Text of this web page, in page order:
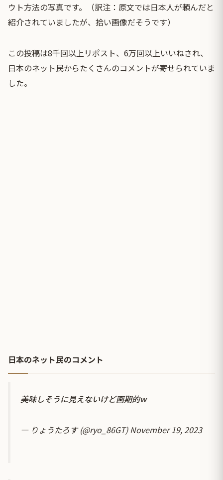
ウト方法の写真です。（訳注：原文では日本人が頼んだと
紹介されていましたが、拾い画像だそうです）
この投稿は8千回以上リポスト、6万回以上いいねされ、
日本のネット民からたくさんのコメントが寄せられていま
した。
日本のネット民のコメント
美味しそうに見えないけど画期的w
— りょうたろす (@ryo_86GT)November 19, 2023